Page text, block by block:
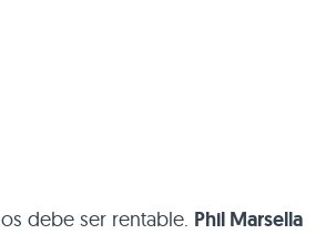
debe ser rentable. Phil Marsella